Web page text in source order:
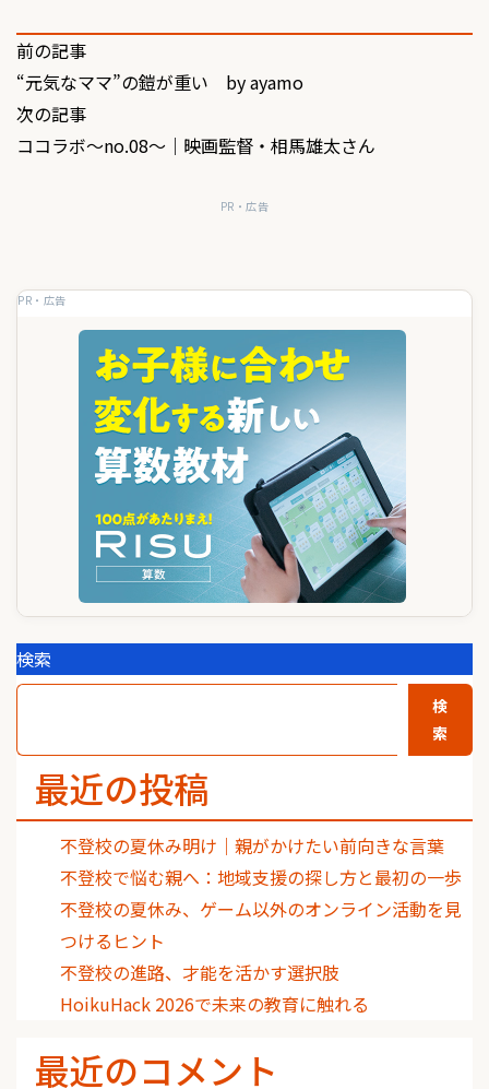
投
稿
ナ
シ
前の記事
“元気なママ”の鎧が重い by ayamo
次の記事
ココラボ～no.08～｜映画監督・相馬雄太さん
PR・広告
PR・広告
検索
検
索
最近の投稿
不登校の夏休み明け｜親がかけたい前向きな言葉
不登校で悩む親へ：地域支援の探し方と最初の一歩
不登校の夏休み、ゲーム以外のオンライン活動を見
つけるヒント
不登校の進路、才能を活かす選択肢
HoikuHack 2026で未来の教育に触れる
最近のコメント